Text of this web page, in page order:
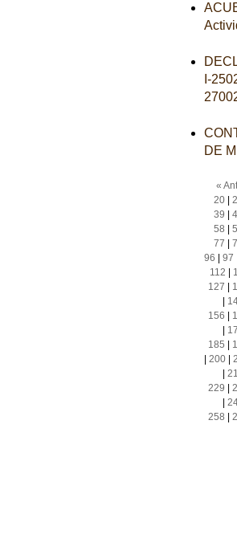
I-
DE
«
20|
39
58
77
96
97
112
127
156
185
200|
229
258